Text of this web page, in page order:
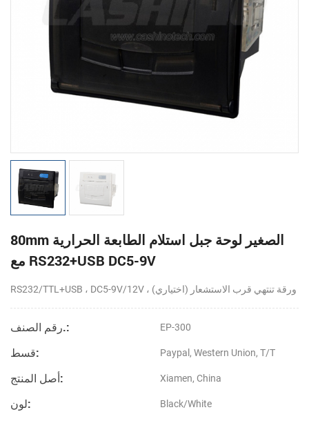
80mm الصغير لوحة جبل استلام الطابعة الحرارية
مع RS232+USB DC5-9V
RS232/TTL+USB ، DC5-9V/12V ، ورقة تنتهي قرب الاستشعار (اختياري)
رقم الصنف.: EP-300
قسط: Paypal, Western Union, T/T
أصل المنتج: Xiamen, China
لون: Black/White